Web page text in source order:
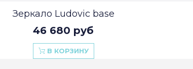
Зеркало Ludovic base
46 680 руб
В КОРЗИНУ